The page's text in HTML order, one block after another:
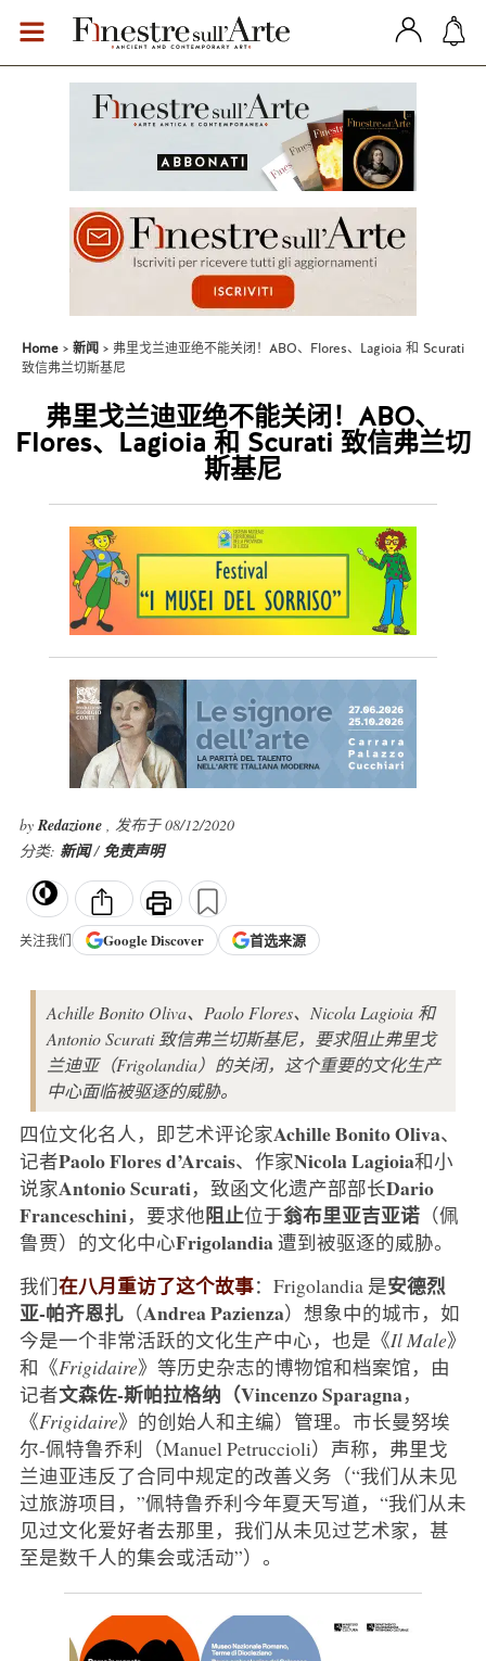
Home 新闻
弗里戈兰迪亚绝不能关闭！ABO、Flores、Lagioia 和 Scurati
致信弗兰切斯基尼
弗里戈兰迪亚绝不能关闭！ABO、
Flores、Lagioia 和 Scurati 致信弗兰切
斯基尼
byRedazione , 发布于 08/12/2020
分类: 新闻/免责声明
关注我们 GoogleDiscover 首选来源
Achille Bonito Oliva、Paolo Flores、Nicola Lagioia 和
Antonio Scurati 致信弗兰切斯基尼，要求阻止弗里戈
兰迪亚（Frigolandia）的关闭，这个重要的文化生产
中心面临被驱逐的威胁。
四位文化名人，即艺术评论家Achille Bonito Oliva、
记者Paolo Flores d’Arcais、作家Nicola Lagioia和小
说家Antonio Scurati，致函文化遗产部部长Dario
Franceschini，要求他阻止位于翁布里亚吉亚诺（佩
鲁贾）的文化中心Frigolandia遭到被驱逐的威胁。
我们在八月重访了这个故事：Frigolandia 是安德烈
亚-帕齐恩扎（Andrea Pazienza）想象中的城市，如
今是一个非常活跃的文化生产中心，也是《Il Male》
和《Frigidaire》等历史杂志的博物馆和档案馆，由
记者文森佐-斯帕拉格纳（Vincenzo Sparagna，
《Frigidaire》的创始人和主编）管理。市长曼努埃
尔-佩特鲁乔利（Manuel Petruccioli）声称，弗里戈
兰迪亚违反了合同中规定的改善义务（“我们从未见
过旅游项目，”佩特鲁乔利今年夏天写道，“我们从未
见过文化爱好者去那里，我们从未见过艺术家，甚
至是数千人的集会或活动”）。